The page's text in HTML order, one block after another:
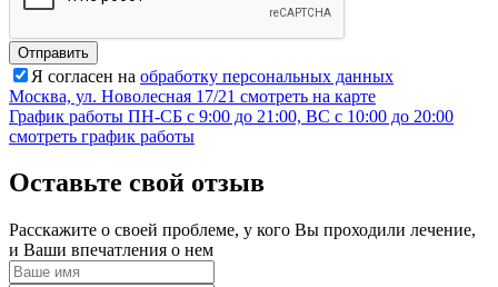
Отправить
Я согласен на обработку персональных данных
Москва, ул. Новолесная 17/21 смотреть на карте
График работы ПН-СБ с 9:00 до 21:00, ВС с 10:00 до 20:00
смотреть график работы
Оставьте свой отзыв
Расскажите о своей проблеме, у кого Вы проходили лечение,
и Ваши впечатления о нем